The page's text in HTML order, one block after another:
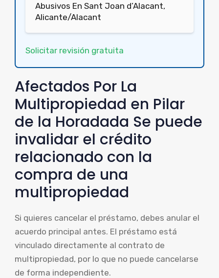
Abusivos En Sant Joan d’Alacant,
Alicante/Alacant
Solicitar revisión gratuita
Afectados Por La
Multipropiedad en Pilar
de la Horadada Se puede
invalidar el crédito
relacionado con la
compra de una
multipropiedad
Si quieres cancelar el préstamo, debes anular el
acuerdo principal antes. El préstamo está
vinculado directamente al contrato de
multipropiedad, por lo que no puede cancelarse
de forma independiente.